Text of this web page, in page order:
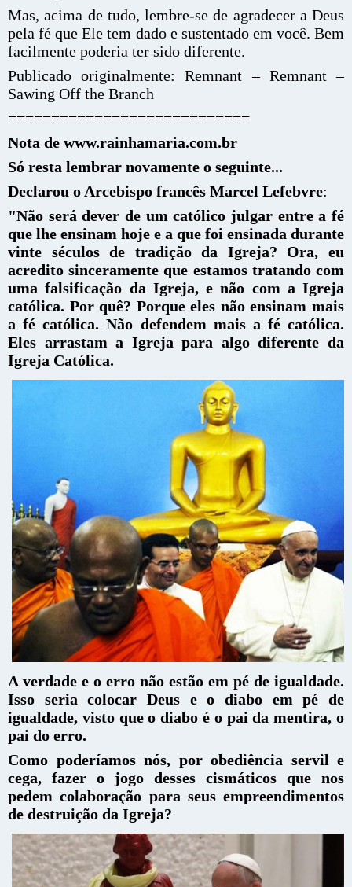
Mas, acima de tudo, lembre-se de agradecer a Deus
pela fé que Ele tem dado e sustentado em você. Bem
facilmente poderia ter sido diferente.
Publicado originalmente: Remnant – Remnant –
Sawing Off the Branch
============================
Nota de www.rainhamaria.com.br
Só resta lembrar novamente o seguinte...
Declarou o Arcebispo francês Marcel Lefebvre:
"Não será dever de um católico julgar entre a fé
que lhe ensinam hoje e a que foi ensinada durante
vinte séculos de tradição da Igreja? Ora, eu
acredito sinceramente que estamos tratando com
uma falsificação da Igreja, e não com a Igreja
católica. Por quê? Porque eles não ensinam mais
a fé católica. Não defendem mais a fé católica.
Eles arrastam a Igreja para algo diferente da
Igreja Católica.
A verdade e o erro não estão em pé de igualdade.
Isso seria colocar Deus e o diabo em pé de
igualdade, visto que o diabo é o pai da mentira, o
pai do erro.
Como poderíamos nós, por obediência servil e
cega, fazer o jogo desses cismáticos que nos
pedem colaboração para seus empreendimentos
de destruição da Igreja?